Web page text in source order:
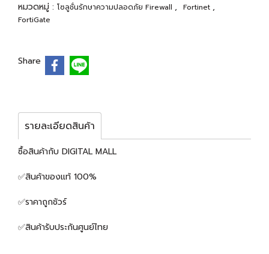
หมวดหมู่ : โซลูชั่นรักษาความปลอดภัย Firewall , Fortinet ,
FortiGate
Share
รายละเอียดสินค้า
ซื้อสินค้ากับ DIGITAL MALL
✅สินค้าของแท้ 100%
✅ราคาถูกชัวร์
✅สินค้ารับประกันศูนย์ไทย